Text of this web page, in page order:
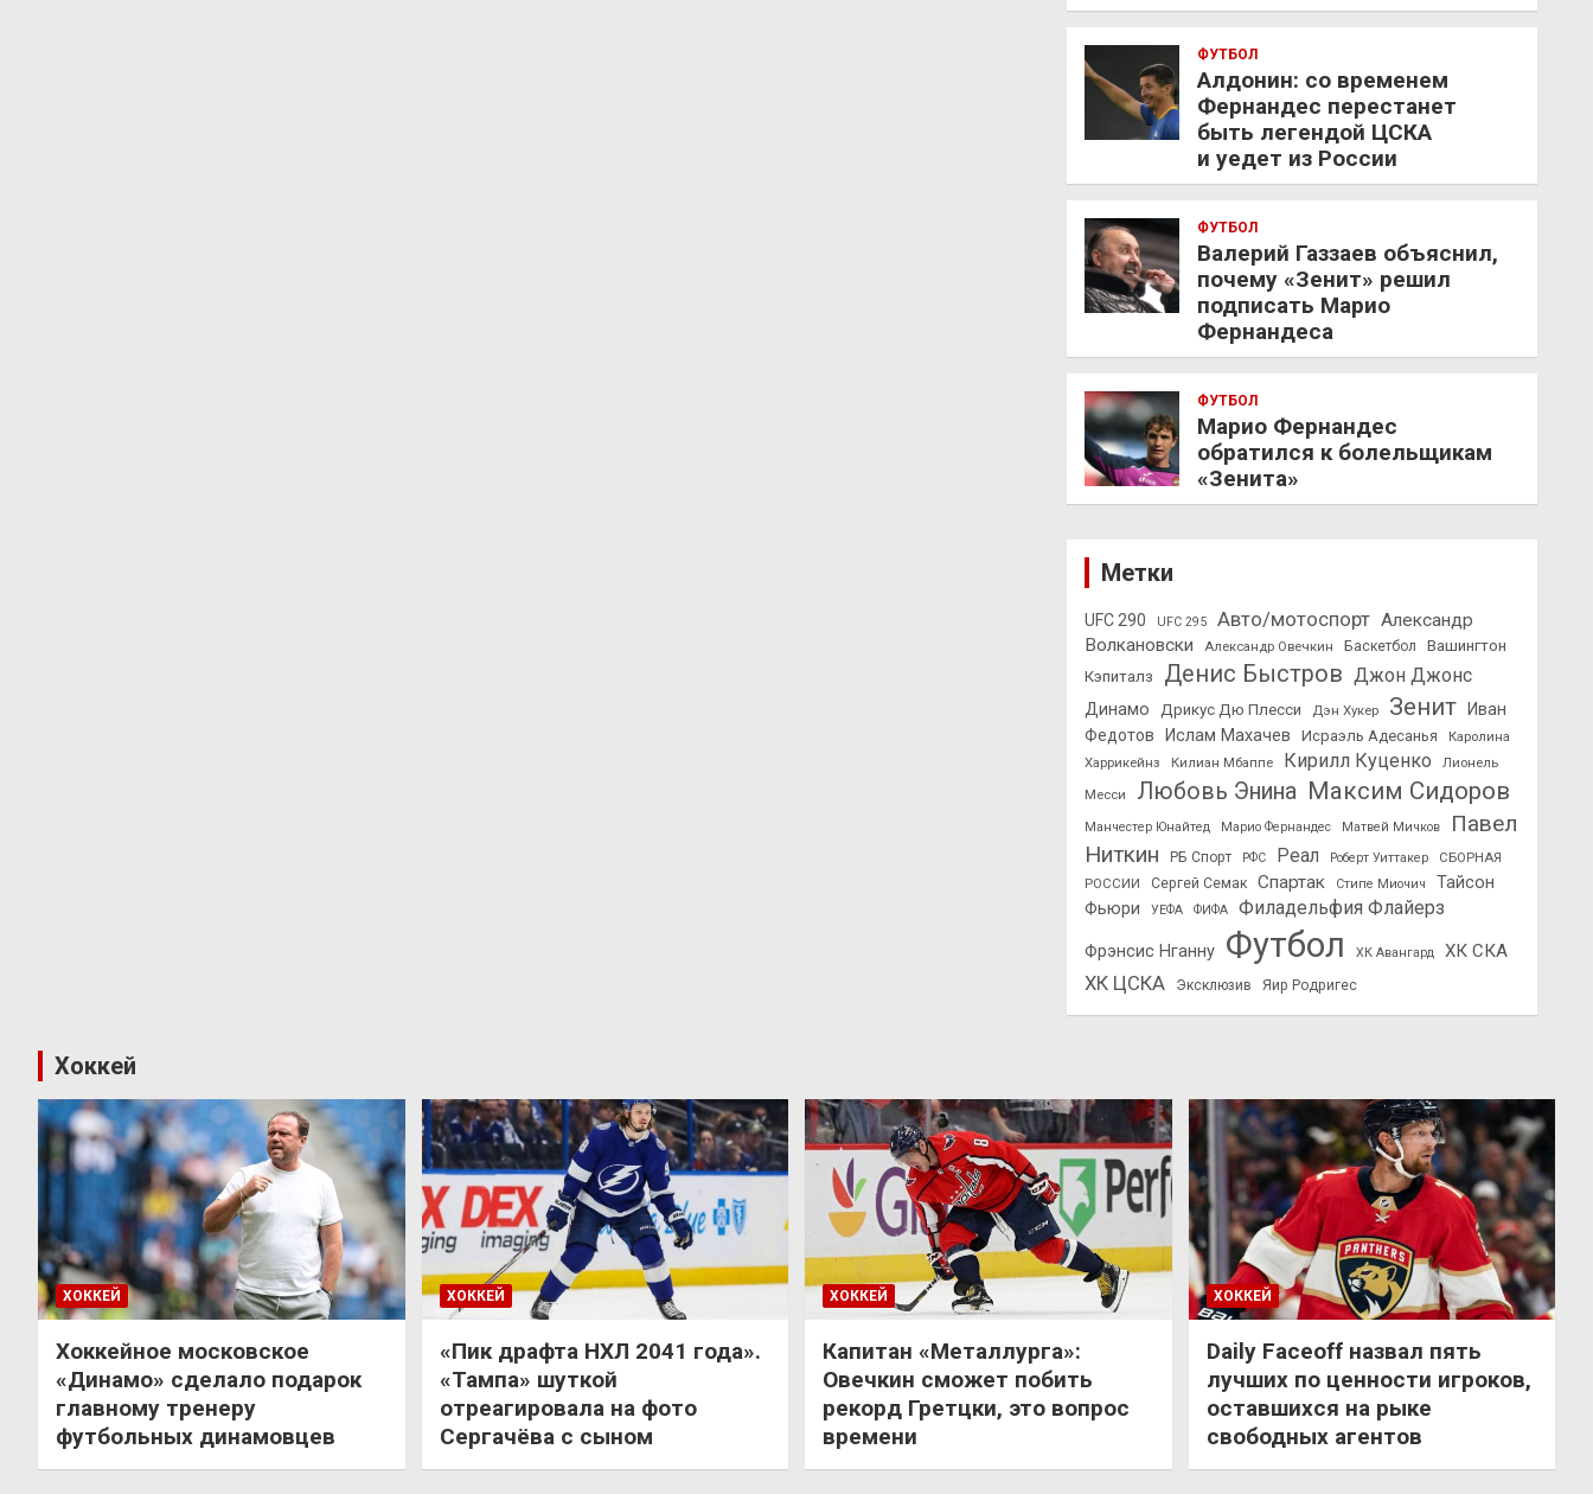
ФУТБОЛ
Алдонин: со временем
Фернандес перестанет
быть легендой ЦСКА
и уедет из России
ФУТБОЛ
Валерий Газзаев объяснил,
почему «Зенит» решил
подписать Марио
Фернандеса
ФУТБОЛ
Марио Фернандес
обратился к болельщикам
«Зенита»
Метки
UFC 290 UFC 295 Авто/мотоспорт Александр
Волкановски
Александр Овечкин Баскетбол
Вашингтон
Кэпиталз
Денис Быстров Джон Джонс
Динамо Дрикус Дю Плесси Дэн Хукер Зенит
Иван
Федотов
Ислам Махачев Исраэль Адесанья
Каролина
Харрикейнз
Килиан Мбаппе Кирилл Куценко
Лионель
Месси
Любовь Энина Максим Сидоров
Манчестер Юнайтед Марио Фернандес Матвей Мичков
Павел
Ниткин
РБ Спорт РФС Реал Роберт Уиттакер
СБОРНАЯ
РОССИИ
Сергей Семак Спартак Стипе Миочич
Тайсон
Фьюри
УЕФА ФИФА Филадельфия Флайерз
Фрэнсис Нганну Футбол ХК Авангард ХК СКА
ХК ЦСКА Эксклюзив Яир Родригес
Хоккей
ХОККЕЙ
Хоккейное московское
«Динамо» сделало подарок
главному тренеру
футбольных динамовцев
ХОККЕЙ
«Пик драфта НХЛ 2041 года».
«Тампа» шуткой
отреагировала на фото
Сергачёва с сыном
ХОККЕЙ
Капитан «Металлурга»:
Овечкин сможет побить
рекорд Гретцки, это вопрос
времени
ХОККЕЙ
Daily Faceoff назвал пять
лучших по ценности игроков,
оставшихся на рыке
свободных агентов